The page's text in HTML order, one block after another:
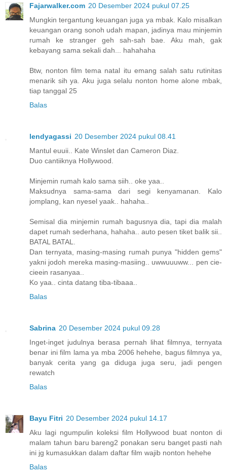
Fajarwalker.com 20 Desember 2024 pukul 07.25
Mungkin tergantung keuangan juga ya mbak. Kalo misalkan
keuangan orang sonoh udah mapan, jadinya mau minjemin
rumah ke stranger geh sah-sah bae. Aku mah, gak
kebayang sama sekali dah... hahahaha
Btw, nonton film tema natal itu emang salah satu rutinitas
menarik sih ya. Aku juga selalu nonton home alone mbak,
tiap tanggal 25
Balas
lendyagassi 20 Desember 2024 pukul 08.41
Mantul euuii.. Kate Winslet dan Cameron Diaz.
Duo cantiiknya Hollywood.
Minjemin rumah kalo sama siih.. oke yaa..
Maksudnya sama-sama dari segi kenyamanan. Kalo
jomplang, kan nyesel yaak.. hahaha..
Semisal dia minjemin rumah bagusnya dia, tapi dia malah
dapet rumah sederhana, hahaha.. auto pesen tiket balik sii..
BATAL BATAL.
Dan ternyata, masing-masing rumah punya "hidden gems"
yakni jodoh mereka masing-masiing.. uwwuuuww... pen cie-
cieein rasanyaa..
Ko yaa.. cinta datang tiba-tibaaa..
Balas
Sabrina 20 Desember 2024 pukul 09.28
Inget-inget judulnya berasa pernah lihat filmnya, ternyata
benar ini film lama ya mba 2006 hehehe, bagus filmnya ya,
banyak cerita yang ga diduga juga seru, jadi pengen
rewatch
Balas
Bayu Fitri 20 Desember 2024 pukul 14.17
Aku lagi ngumpulin koleksi film Hollywood buat nonton di
malam tahun baru bareng2 ponakan seru banget pasti nah
ini jg kumasukkan dalam daftar film wajib nonton hehehe
Balas